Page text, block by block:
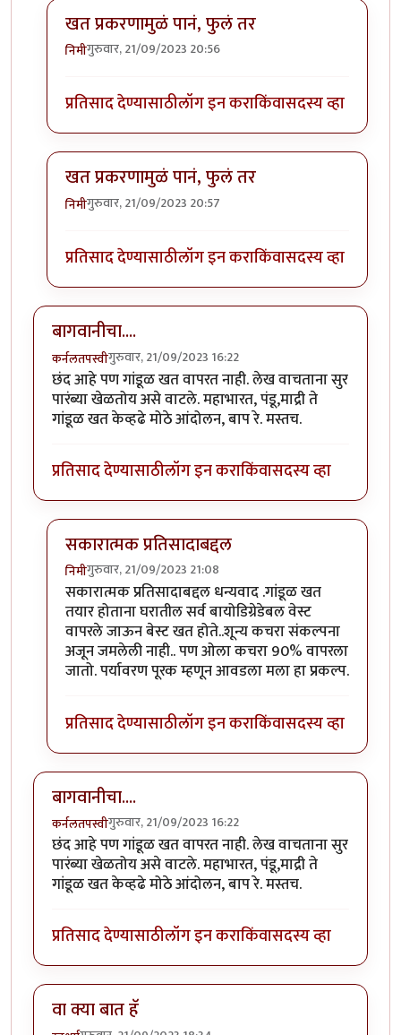
खत प्रकरणामुळं पानं, फुलं तर
निमीगुरुवार, 21/09/2023 20:56
प्रतिसाद देण्यासाठीलॉग इन कराकिंवासदस्य व्हा
खत प्रकरणामुळं पानं, फुलं तर
निमीगुरुवार, 21/09/2023 20:57
प्रतिसाद देण्यासाठीलॉग इन कराकिंवासदस्य व्हा
बागवानीचा....
कर्नलतपस्वीगुरुवार, 21/09/2023 16:22
छंद आहे पण गांडूळ खत वापरत नाही. लेख वाचताना सुर
पारंब्या खेळतोय असे वाटले. महाभारत, पंडू,माद्री ते
गांडूळ खत केव्हढे मोठे आंदोलन, बाप रे. मस्तच.
प्रतिसाद देण्यासाठीलॉग इन कराकिंवासदस्य व्हा
सकारात्मक प्रतिसादाबद्दल
निमीगुरुवार, 21/09/2023 21:08
In reply toबागवानीचा....byकर्नलतपस्वी
सकारात्मक प्रतिसादाबद्दल धन्यवाद .गांडूळ खत
तयार होताना घरातील सर्व बायोडिग्रेडेबल वेस्ट
वापरले जाऊन बेस्ट खत होते..शून्य कचरा संकल्पना
अजून जमलेली नाही.. पण ओला कचरा 90% वापरला
जातो. पर्यावरण पूरक म्हणून आवडला मला हा प्रकल्प.
प्रतिसाद देण्यासाठीलॉग इन कराकिंवासदस्य व्हा
बागवानीचा....
कर्नलतपस्वीगुरुवार, 21/09/2023 16:22
छंद आहे पण गांडूळ खत वापरत नाही. लेख वाचताना सुर
पारंब्या खेळतोय असे वाटले. महाभारत, पंडू,माद्री ते
गांडूळ खत केव्हढे मोठे आंदोलन, बाप रे. मस्तच.
प्रतिसाद देण्यासाठीलॉग इन कराकिंवासदस्य व्हा
वा क्या बात हॅ